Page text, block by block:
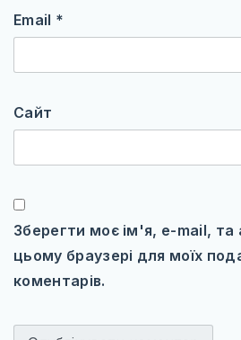
Email *
Сайт
Зберегти моє ім'я, e-mail, та
цьому браузері для моїх
коментарів.